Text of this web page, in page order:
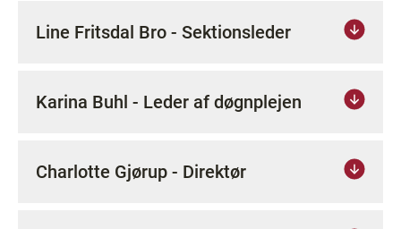
Line Fritsdal Bro - Sektionsleder
Karina Buhl - Leder af døgnplejen
Charlotte Gjørup - Direktør